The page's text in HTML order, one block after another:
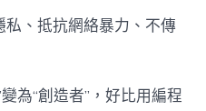
、抵抗網絡暴力、不傳
為“創造者”，好比用編程